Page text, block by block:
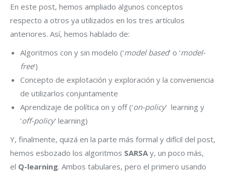
En este post, hemos ampliado algunos conceptos
respecto a otros ya utilizados en los tres artículos
anteriores. Así, hemos hablado de:
Algoritmos con y sin modelo (‘model based‘ o ‘model-
free‘)
Concepto de explotación y exploración y la conveniencia
de utilizarlos conjuntamente
Aprendizaje de política on y off (‘on-policy‘ learning y
‘off-policy‘ learning)
Y, finalmente, quizá en la parte más formal y difícil del post,
hemos esbozado los algoritmos SARSA y, un poco más,
el Q-learning. Ambos tabulares, pero el primero usando